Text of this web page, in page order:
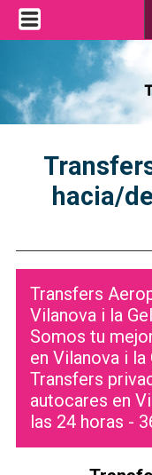
hacia/
Transfers
Vilanova i la
Somos tu
en Vilanova i
Transfers
autocares en
las 24 horas -